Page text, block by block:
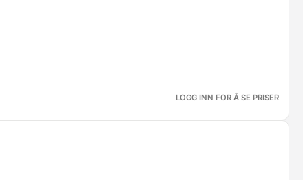
LOGG INN FOR Å SE PRISER